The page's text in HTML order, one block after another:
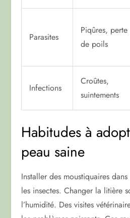
Parasites
Piqûres, perte
de poils
Infections
Croûtes,
suintements
Habitudes à
peau saine
Installer des moustiquaires
les insectes. Changer la litière
l’humidité. Des visites